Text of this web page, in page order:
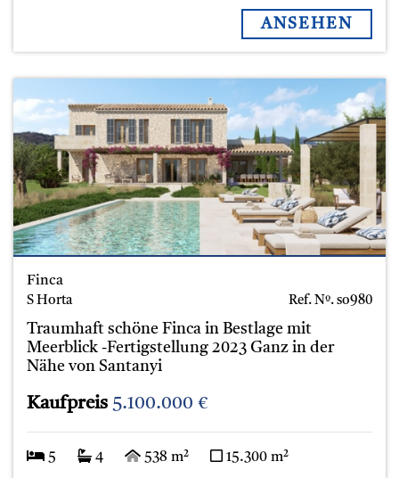
ANSEHEN
Finca
S Horta Ref. Nº. so980
Traumhaft schöne Finca in Bestlage mit
Meerblick -Fertigstellung 2023 Ganz in der
Nähe von Santanyi
Kaufpreis 5.100.000 €
5 4 538 m² 15.300 m²